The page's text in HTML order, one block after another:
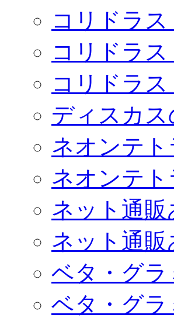
コリドラ
コリドラ
コリドラ
ディスカ
ネオンテ
ネオンテ
ネット通販
ネット通販
ベタ・グ
ベタ・グ